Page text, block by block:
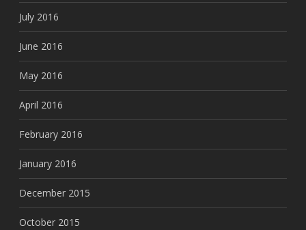
July 2016
June 2016
May 2016
April 2016
February 2016
January 2016
December 2015
October 2015